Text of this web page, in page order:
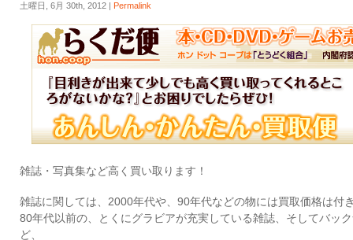
土曜日, 6月 30th, 2012 | Permalink
雑誌・写真集など高く買い取ります！
雑誌に関しては、2000年代や、90年代などの物には買取価格は付
80年代以前の、とくにグラビアが充実している雑誌、そしてバッ
ど、